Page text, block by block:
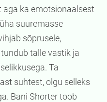
ka emotsionaalsest
suuremasse
sõprusele,
talle vastik ja
Ta
suhtest, olgu selleks
Bani Shorter toob